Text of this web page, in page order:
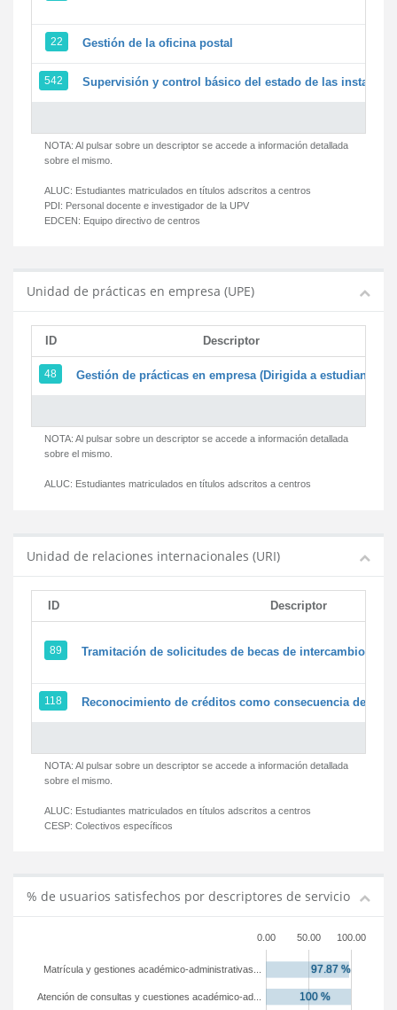
22 Gestión de la oficina postal
542 Supervisión y control básico del estado de las
NOTA: Al pulsar sobre un descriptor se accede a información detallada
sobre el mismo.
ALUC: Estudiantes matriculados en títulos adscritos a centros
PDI: Personal docente e investigador de la UPV
EDCEN: Equipo directivo de centros
Unidad de prácticas en empresa (UPE)
ID Descriptor
48 Gestión de prácticas en empresa (Dirigida a estudiantes)
NOTA: Al pulsar sobre un descriptor se accede a información detallada
sobre el mismo.
ALUC: Estudiantes matriculados en títulos adscritos a centros
Unidad de relaciones internacionales (URI)
ID Descriptor
89 Tramitación de solicitudes de becas de intercambio
118 Reconocimiento de créditos como consecuencia de un
NOTA: Al pulsar sobre un descriptor se accede a información detallada
sobre el mismo.
ALUC: Estudiantes matriculados en títulos adscritos a centros
CESP: Colectivos específicos
% de usuarios satisfechos por descriptores de servicio
0.00 50.00 100.00
Atención de consultas y cuestiones académico-ad...
Matrícula y gestiones académico-administrativas...